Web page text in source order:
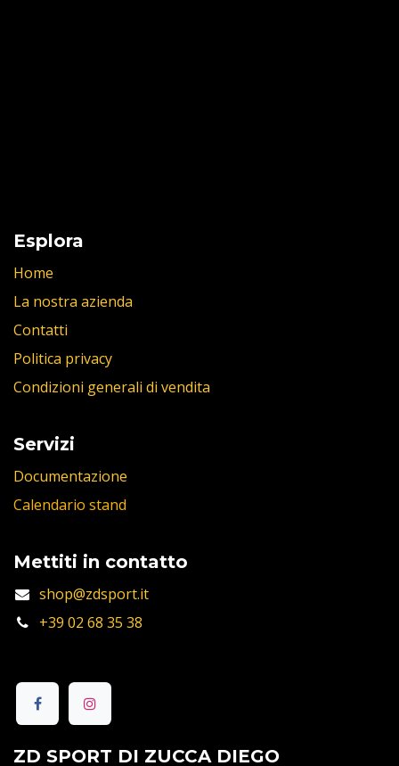
Esplora
Home
La nostra azienda
Contatti
Politica privacy
Condizioni generali di vendita
Servizi
Documentazione
Calendario stand
Mettiti in contatto
shop@zdsport.it
+39 02 68 35 38
ZD SPORT DI ZUCCA DIEGO